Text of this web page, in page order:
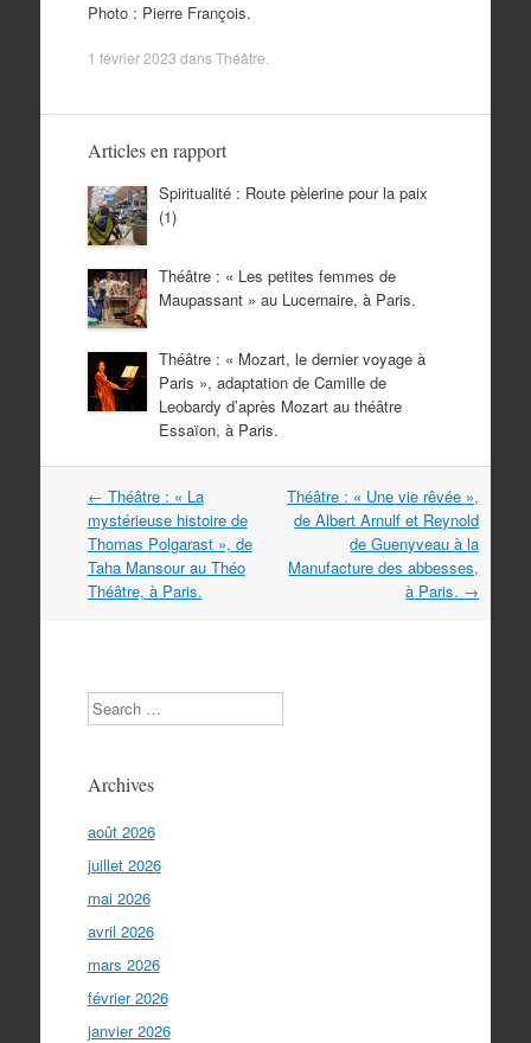
Photo : Pierre François.
1 février 2023 dansThéâtre
Articles en rapport
Spiritualité : Route pèlerine pour la paix
(1)
Théâtre : « Les petites femmes de
Maupassant » au Lucernaire, à Paris.
Théâtre : « Mozart, le dernier voyage à
Paris », adaptation de Camille de
Leobardy d’après Mozart au théâtre
Essaïon, à Paris.
Navigation
dans
les
articles
← Théâtre : « La
mystérieuse histoire de
Thomas Polgarast », de
Taha Mansour au Théo
Théâtre, à Paris.
Théâtre : « Une vie rêvée »,
de Albert Arnulf et Reynold
de Guenyveau à la
Manufacture des abbesses,
à Paris. →
Search
Archives
août 2026
juillet 2026
mai 2026
avril 2026
mars 2026
février 2026
janvier 2026